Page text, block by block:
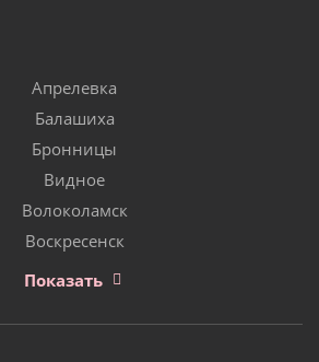
Апрелевка
Балашиха
Бронницы
Видное
Волоколамск
Воскресенск
Показать